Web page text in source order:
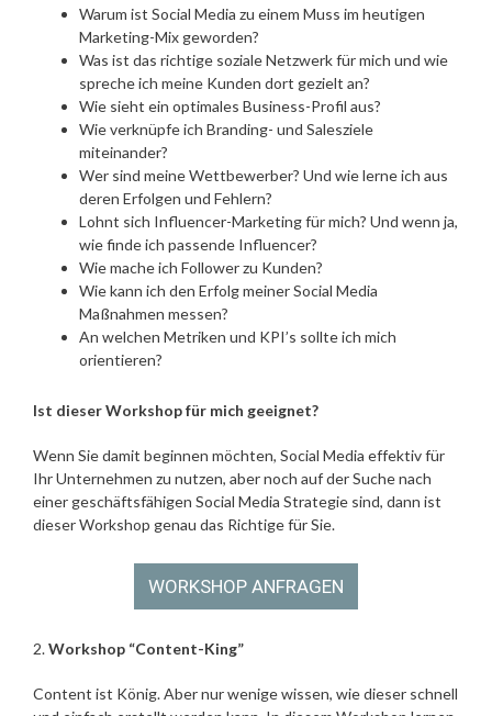
Warum ist Social Media zu einem Muss im heutigen
Marketing-Mix geworden?
Was ist das richtige soziale Netzwerk für mich und wie
spreche ich meine Kunden dort gezielt an?
Wie sieht ein optimales Business-Profil aus?
Wie verknüpfe ich Branding- und Salesziele
miteinander?
Wer sind meine Wettbewerber? Und wie lerne ich aus
deren Erfolgen und Fehlern?
Lohnt sich Influencer-Marketing für mich? Und wenn ja,
wie finde ich passende Influencer?
Wie mache ich Follower zu Kunden?
Wie kann ich den Erfolg meiner Social Media
Maßnahmen messen?
An welchen Metriken und KPI’s sollte ich mich
orientieren?
Ist dieser Workshop für mich geeignet?
Wenn Sie damit beginnen möchten, Social Media effektiv für
Ihr Unternehmen zu nutzen, aber noch auf der Suche nach
einer geschäftsfähigen Social Media Strategie sind, dann ist
dieser Workshop genau das Richtige für Sie.
2.Workshop “Content-King”
Content ist König. Aber nur wenige wissen, wie dieser schnell